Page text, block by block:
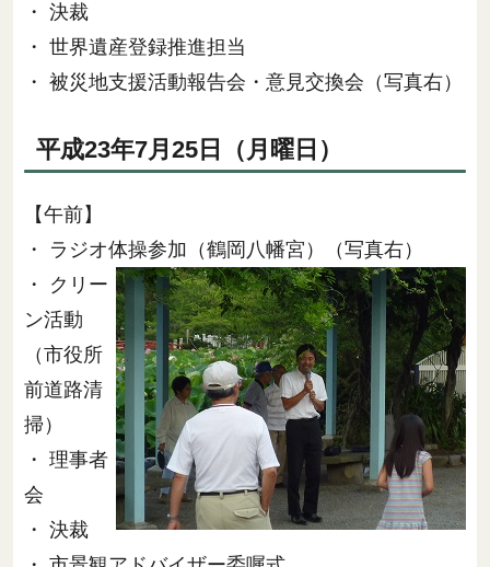
・ 決裁
・ 世界遺産登録推進担当
・ 被災地支援活動報告会・意見交換会（写真右）
平成23年7月25日（月曜日）
【午前】
・ ラジオ体操参加（鶴岡八幡宮）（写真右）
・ クリー
ン活動
（市役所
前道路清
掃）
・ 理事者
会
・ 決裁